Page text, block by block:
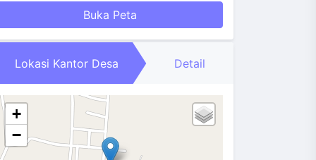
Buka Peta
Lokasi Kantor Desa Detail
+
−